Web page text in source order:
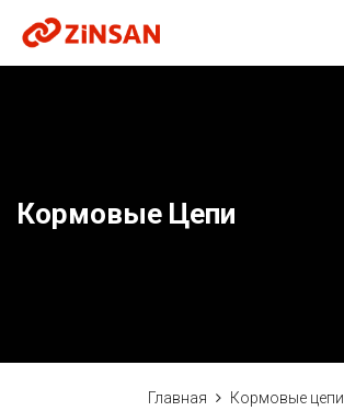
Кормовые Цепи
Главная Кормовые цепи